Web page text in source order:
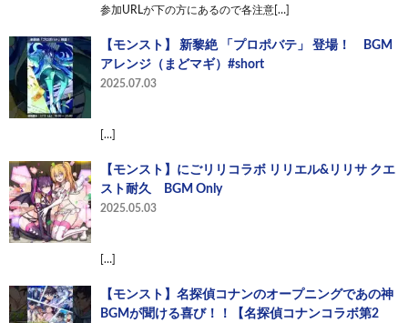
参加URLが下の方にあるので各注意[…]
【モンスト】 新黎絶 「プロポバテ」 登場！ BGM
アレンジ（まどマギ）#short
2025.07.03
[…]
【モンスト】にごリリコラボ リリエル&リリサ クエ
スト耐久 BGM Only
2025.05.03
[…]
【モンスト】名探偵コナンのオープニングであの神
BGMが聞ける喜び！！【名探偵コナンコラボ第2